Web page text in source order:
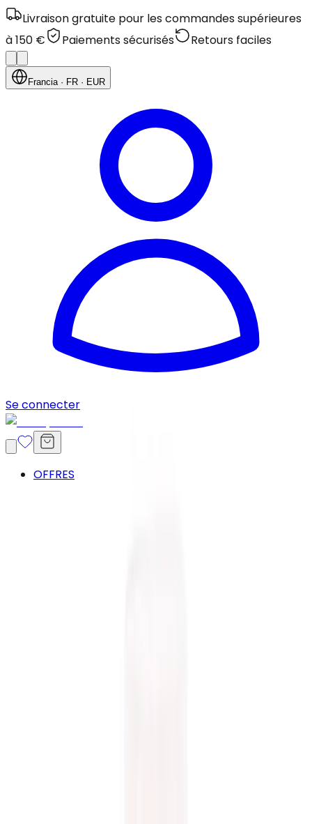
Livraison gratuite pour les commandes supérieures
à 150 €
Paiements sécurisés Retours faciles
Francia· FR · EUR
Se connecter
OFFRES